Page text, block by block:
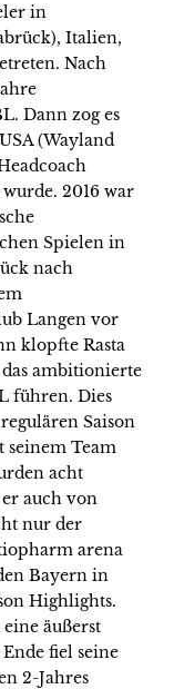
in
Italien,
Nach
Dann zog es
(Wayland
2016 war
Spielen in
nach
Langen vor
klopfte Rasta
ambitionierte
führen. Dies
Saison
seinem Team
acht
auch von
nur der
arena
Bayern in
Highlights.
äußerst
fiel seine
2-Jahres